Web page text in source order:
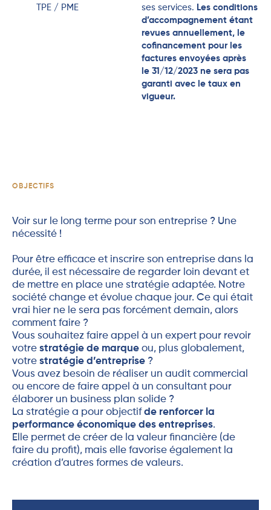
TPE / PME
ses services. Les conditions
d’accompagnement étant
revues annuellement, le
cofinancement pour les
factures envoyées après
le 31/12/2023 ne sera pas
garanti avec le taux en
vigueur.
OBJECTIFS
Voir sur le long terme pour son entreprise ? Une
nécessité !
Pour être efficace et inscrire son entreprise dans la
durée, il est nécessaire de regarder loin devant et
de mettre en place une stratégie adaptée. Notre
société change et évolue chaque jour. Ce qui était
vrai hier ne le sera pas forcément demain, alors
comment faire ?
Vous souhaitez faire appel à un expert pour revoir
votre stratégie de marque ou, plus globalement,
votre stratégie d’entreprise ?
Vous avez besoin de réaliser un audit commercial
ou encore de faire appel à un consultant pour
élaborer un business plan solide ?
La stratégie a pour objectifde renforcer la
performance économique des entreprises.
Elle permet de créer de la valeur financière (de
faire du profit), mais elle favorise également la
création d’autres formes de valeurs.